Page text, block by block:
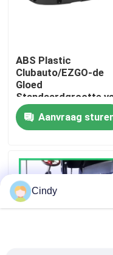
Kwaliteitscontrole
Contact de V.S.
Nieuws
De Zijspiegels van
Het Wieldekking
ABS Plastic
Clubauto/EZGO-de
Gloed
Standaardgrootte
het
Aanvraag
Cindy